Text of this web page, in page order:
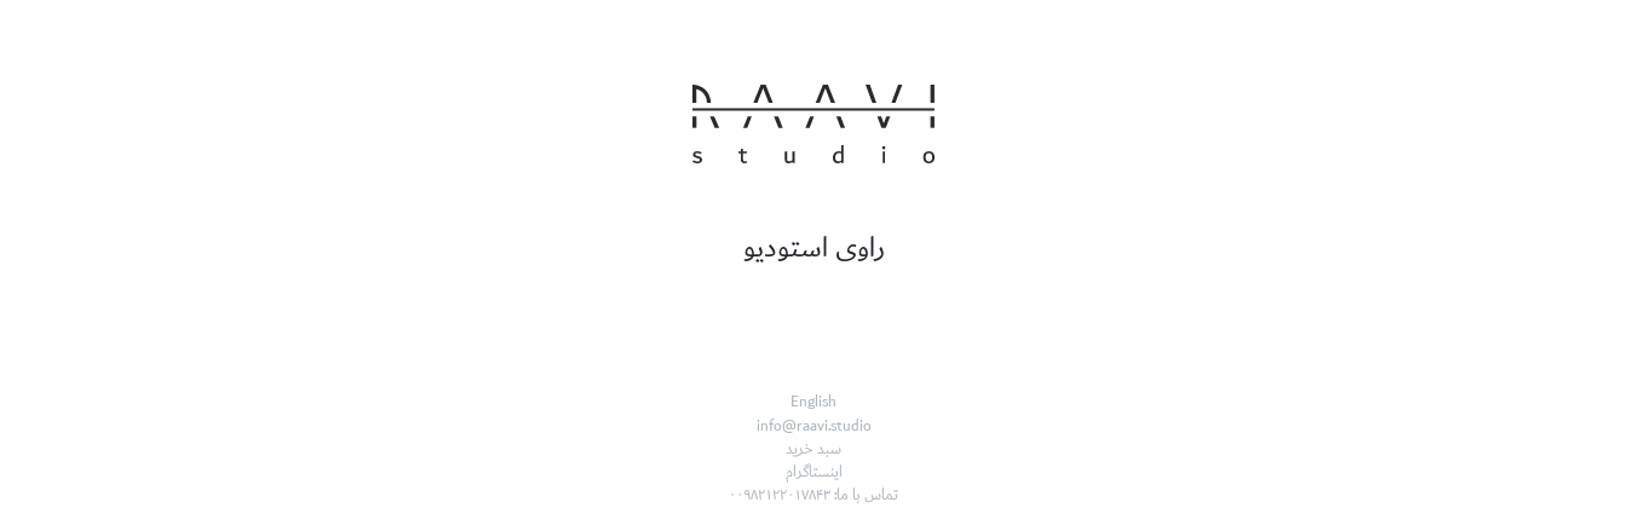
راوی استودیو
English
info@raavi.studio
سبد خرید
اینستاگرام
تماس با ما: ۰۰۹۸۲۱۲۲۰۱۷۸۴۳